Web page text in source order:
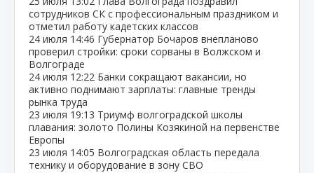
сотрудников СК с профессиональным праздником и
отметил работу кадетских классов
24 июля 14:46 Губернатор Бочаров внепланово
проверил стройки: сроки сорваны в Волжском и
Волгограде
24 июля 12:22 Банки сокращают вакансии, но
активно поднимают зарплаты: главные тренды
рынка труда
23 июля 19:13 Триумф волгоградской школы
плавания: золото Полины Козякиной на первенстве
Европы
23 июля 14:05 Волгоградская область передала
технику и оборудование в зону СВО